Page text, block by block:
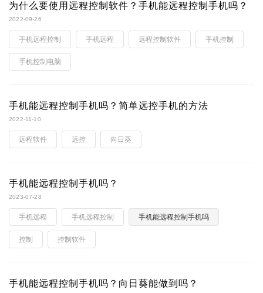
为什么要使用远程控制软件？手机能远程控制手机吗？
2022-09-26
手机远程控制 手机远程 远程控制软件 手机控制
手机控制电脑
手机能远程控制手机吗？简单远控手机的方法
2022-11-10
远程软件 远控 向日葵
手机能远程控制手机吗？
2023-07-28
手机远程 手机远程控制 手机能远程控制手机吗
控制 控制软件
手机能远程控制手机吗？向日葵能做到吗？